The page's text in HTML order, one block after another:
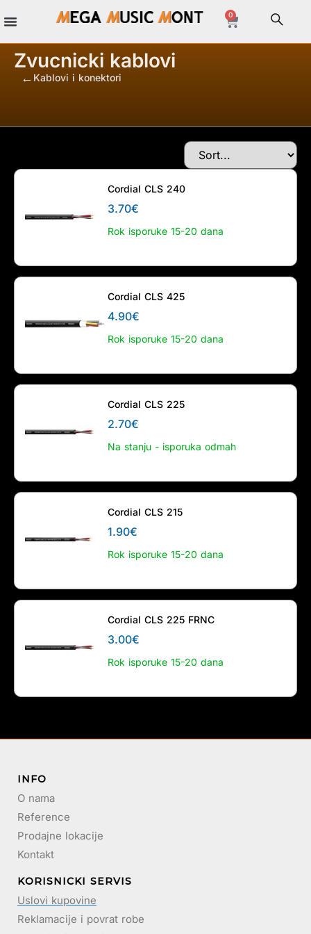
0
Zvucnicki kablovi
Kablovi i konektori
Cordial CLS 240
3.70€
Rok isporuke 15-20 dana
Cordial CLS 425
4.90€
Rok isporuke 15-20 dana
Cordial CLS 225
2.70€
Na stanju - isporuka odmah
Cordial CLS 215
1.90€
Rok isporuke 15-20 dana
Cordial CLS 225 FRNC
3.00€
Rok isporuke 15-20 dana
INFO
O nama
Reference
Prodajne lokacije
Kontakt
KORISNICKI SERVIS
Uslovi kupovine
Reklamacije i povrat robe